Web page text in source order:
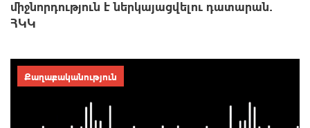
միջնորդություն է ներկայացվելու դատարան․
ՀԿԿ
Քաղաքականություն